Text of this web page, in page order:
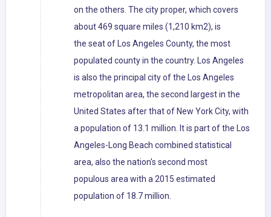
on the others. The city proper, which covers
about 469 square miles (1,210 km2), is
the seat of Los Angeles County, the most
populated county in the country. Los Angeles
is also the principal city of the Los Angeles
metropolitan area, the second largest in the
United States after that of New York City, with
a population of 13.1 million. It is part of the Los
Angeles-Long Beach combined statistical
area, also the nation's second most
populous area with a 2015 estimated
population of 18.7 million.